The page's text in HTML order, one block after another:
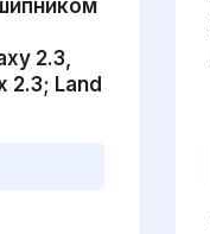
2.3,
2.3; Land